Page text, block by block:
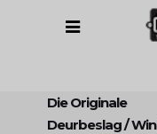
Die Originale
Deurbeslag/